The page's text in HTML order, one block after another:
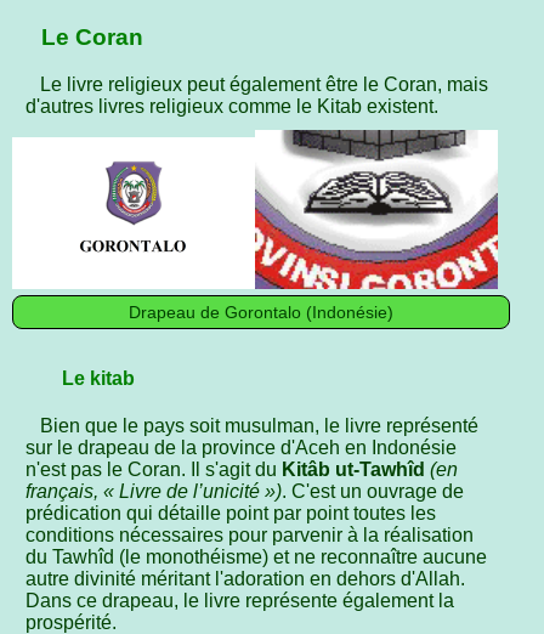
Le Coran
Le livre religieux peut également être le Coran, mais
d'autres livres religieux comme le Kitab existent.
Drapeau de Gorontalo (Indonésie)
Le kitab
Bien que le pays soit musulman, le livre représenté
sur le drapeau de la province d'Aceh en Indonésie
n'est pas le Coran. Il s'agit du Kitâb ut-Tawhîd (en
français, « Livre de l’unicité »). C'est un ouvrage de
prédication qui détaille point par point toutes les
conditions nécessaires pour parvenir à la réalisation
du Tawhîd (le monothéisme) et ne reconnaître aucune
autre divinité méritant l'adoration en dehors d'Allah.
Dans ce drapeau, le livre représente également la
prospérité.